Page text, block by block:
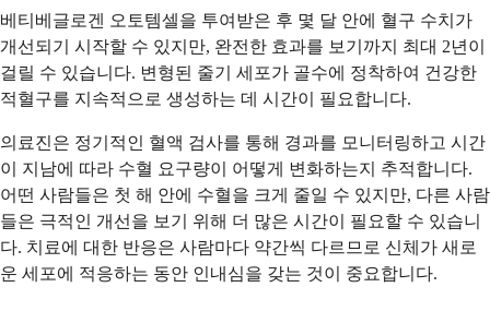
베티베글로겐 오토템셀을 투여받은 후 몇 달 안에 혈구 수치가
개선되기 시작할 수 있지만, 완전한 효과를 보기까지 최대 2년이
걸릴 수 있습니다. 변형된 줄기 세포가 골수에 정착하여 건강한
적혈구를 지속적으로 생성하는 데 시간이 필요합니다.
의료진은 정기적인 혈액 검사를 통해 경과를 모니터링하고 시간
이 지남에 따라 수혈 요구량이 어떻게 변화하는지 추적합니다.
어떤 사람들은 첫 해 안에 수혈을 크게 줄일 수 있지만, 다른 사람
들은 극적인 개선을 보기 위해 더 많은 시간이 필요할 수 있습니
다. 치료에 대한 반응은 사람마다 약간씩 다르므로 신체가 새로
운 세포에 적응하는 동안 인내심을 갖는 것이 중요합니다.